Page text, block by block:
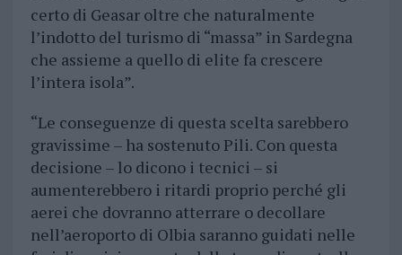
certo di Geasar oltre che naturalmente
l’indotto del turismo di “massa” in Sardegna
che assieme a quello di elite fa crescere
l’intera isola”.
“Le conseguenze di questa scelta sarebbero
gravissime – ha sostenuto Pili. Con questa
decisione – lo dicono i tecnici – si
aumenterebbero i ritardi proprio perché gli
aerei che dovranno atterrare o decollare
nell’aeroporto di Olbia saranno guidati nelle